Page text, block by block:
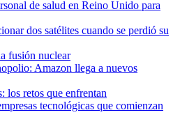
de salud en Reino Unido para
dos satélites cuando se perdió su
fusión nuclear
Amazon llega a nuevos
los retos que enfrentan
tecnológicas que comienzan